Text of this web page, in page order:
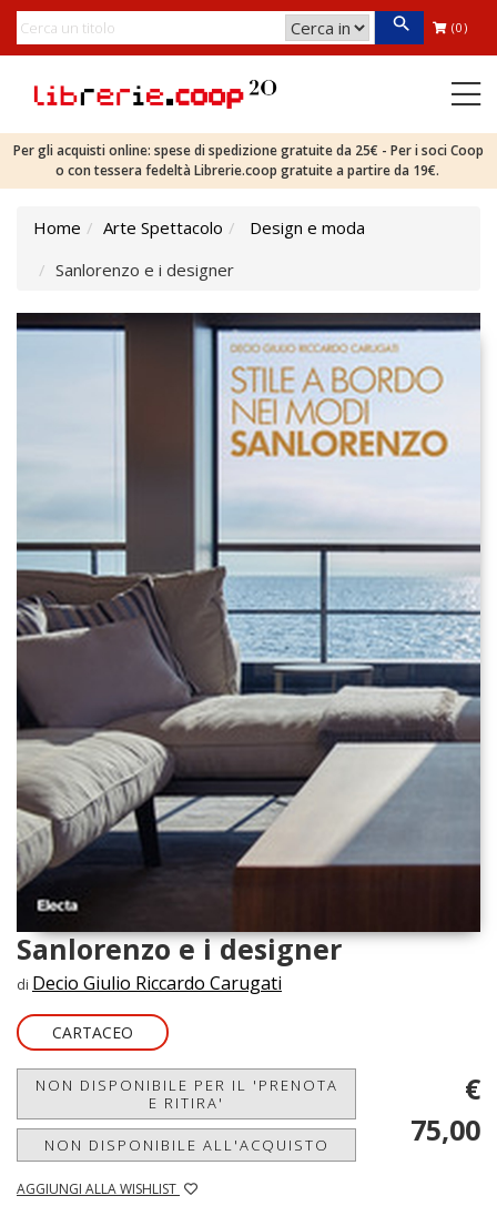
(0)
Per gli acquisti online: spese di spedizione gratuite da 25€ - Per i soci Coop
o con tessera fedeltà Librerie.coop gratuite a partire da 19€.
Home Arte Spettacolo
Design e moda
Sanlorenzo e i designer
Sanlorenzo e i designer
di Decio Giulio Riccardo Carugati
CARTACEO
NON DISPONIBILE PER IL 'PRENOTA
E RITIRA'
NON DISPONIBILE ALL'ACQUISTO
AGGIUNGI ALLA WISHLIST
€
75,00